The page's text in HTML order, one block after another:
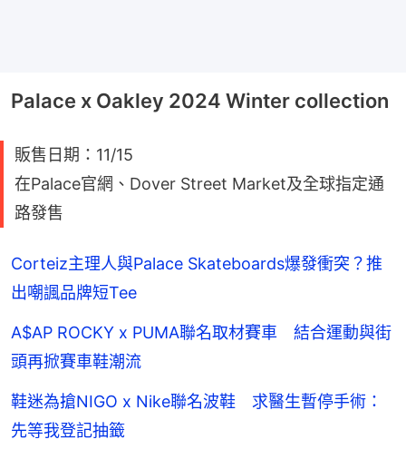
Palace x Oakley 2024 Winter collection
販售日期：11/15
在Palace官網、Dover Street Market及全球指定通
路發售
Corteiz主理人與Palace Skateboards爆發衝突？推
出嘲諷品牌短Tee
A$AP ROCKY x PUMA聯名取材賽車 結合運動與街
頭再掀賽車鞋潮流
鞋迷為搶NIGO x Nike聯名波鞋 求醫生暫停手術：
先等我登記抽籤